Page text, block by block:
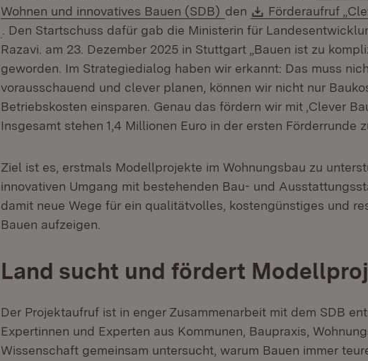
Wohnen und innovatives Bauen (SDB) (Öffnet in neuem
den Download:
Förderaufruf
(Öffnet in neuem Fenster)
. Den Startschuss dafür gab die Ministerin für
Razavi. am 23. Dezember 2025 in Stuttgart „Bauen ist zu
geworden. Im Strategiedialog haben wir erkannt: Das muss
vorausschauend und clever planen, können wir nicht nur
Betriebskosten einsparen. Genau das fördern wir mit ,Clever
Insgesamt stehen 1,4 Millionen Euro in der ersten Förderrunde
Ziel ist es, erstmals Modellprojekte im Wohnungsbau zu
innovativen Umgang mit bestehenden Bau- und
damit neue Wege für ein qualitätvolles, kostengünstiges und
Bauen aufzeigen.
Land sucht und fördert
Der Projektaufruf ist in enger Zusammenarbeit mit dem SDB
Expertinnen und Experten aus Kommunen, Baupraxis,
Wissenschaft gemeinsam untersucht, warum Bauen immer